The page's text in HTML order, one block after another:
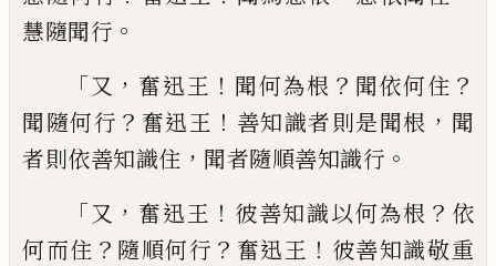
慧隨聞行 。
「又 ， 奮迅王 ！ 聞何為根 ？ 聞依何住 ？
聞隨何行 ？ 奮迅王 ！ 善知識者則是聞根 ， 聞
者則依善知識住 ， 聞者隨順善知識行 。
「又 ， 奮迅王 ！ 彼善知識以何為根 ？ 依
何而住 ？ 隨順何行 ？ 奮迅王 ！ 彼善知識敬重